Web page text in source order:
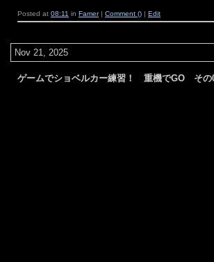
Posted at 08:11 in Famer| Comment () | Edit
Nov 21, 2025
ゲームでショベルカー練習！ 重機でGO そ